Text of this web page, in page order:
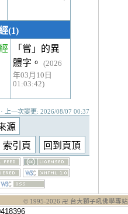
(1)
「嘗」的異
體字。
(2026
年03月10日
01:03:42)
上一次變更: 2026/08/07 00:37
© 1995-2026 卍 台大獅子吼佛學專站